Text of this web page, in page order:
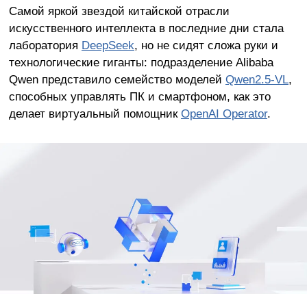
Самой яркой звездой китайской отрасли
искусственного интеллекта в последние дни стала
лаборатория DeepSeek, но не сидят сложа руки и
технологические гиганты: подразделение Alibaba
Qwen представило семейство моделей Qwen2.5-VL,
способных управлять ПК и смартфоном, как это
делает виртуальный помощник OpenAI Operator.